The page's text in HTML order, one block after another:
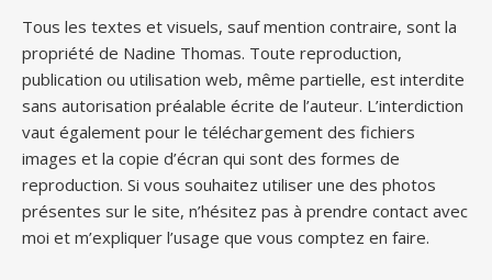
Tous les textes et visuels, sauf mention contraire, sont la
propriété de Nadine Thomas. Toute reproduction,
publication ou utilisation web, même partielle, est interdite
sans autorisation préalable écrite de l’auteur. L’interdiction
vaut également pour le téléchargement des fichiers
images et la copie d’écran qui sont des formes de
reproduction. Si vous souhaitez utiliser une des photos
présentes sur le site, n’hésitez pas à prendre contact avec
moi et m’expliquer l’usage que vous comptez en faire.